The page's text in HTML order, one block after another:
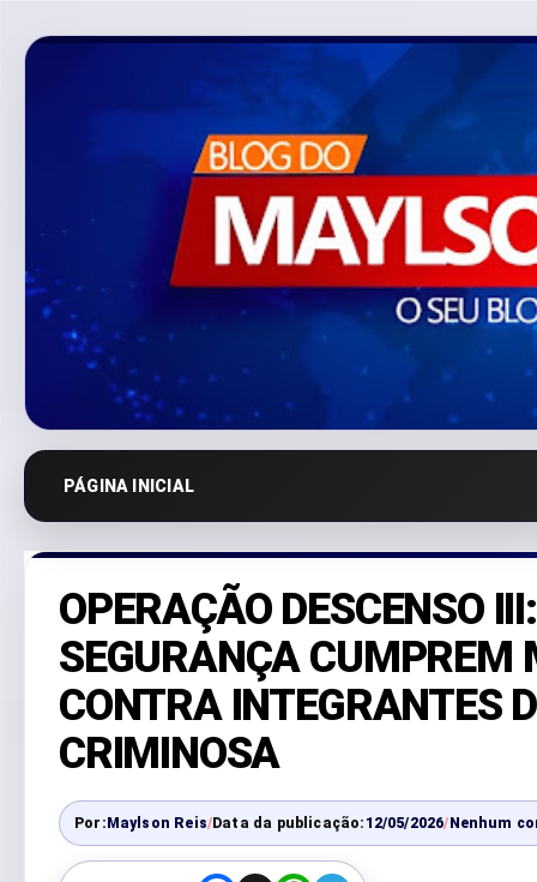
PÁGINA INICIAL
OPERAÇÃO DESCENSO
SEGURANÇA CUMPREM
CONTRA INTEGRANTES
CRIMINOSA
Por:Maylson Reis/Data da publicação: 12/05/2026/Nenhum